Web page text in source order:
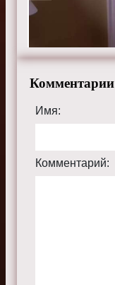
Комментарии
Имя:
Комментарий: